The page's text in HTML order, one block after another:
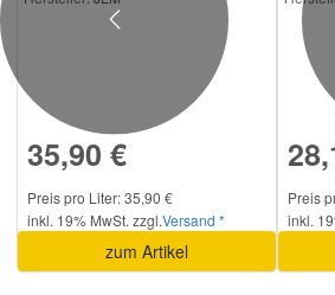
35,90 €
Preis pro Liter: 35,90 €
inkl. 19% MwSt. zzgl.Versand *
zum Artikel
Preis
inkl.
Previous